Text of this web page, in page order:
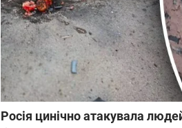
Росія цинічно атакувала